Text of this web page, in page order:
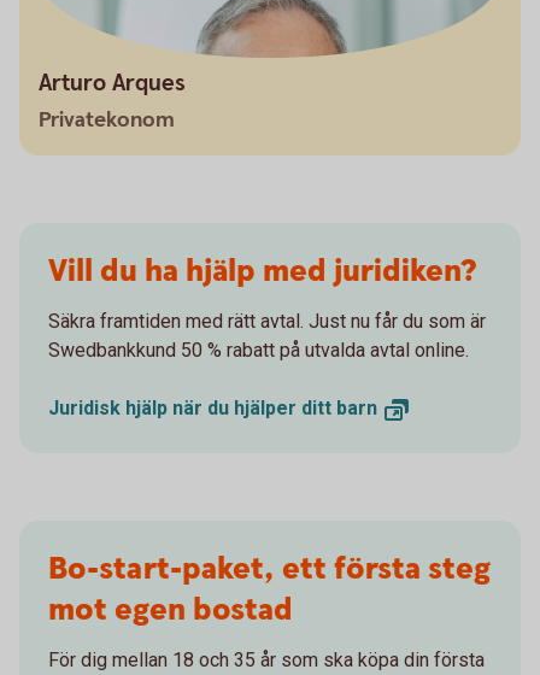
Arturo Arques
Privatekonom
Vill du ha hjälp med juridiken?
Säkra framtiden med rätt avtal. Just nu får du som är
Swedbankkund 50 % rabatt på utvalda avtal online.
Juridisk hjälp när du hjälper ditt barn
Bo-start-paket, ett första steg
mot egen bostad
För dig mellan 18 och 35 år som ska köpa din första